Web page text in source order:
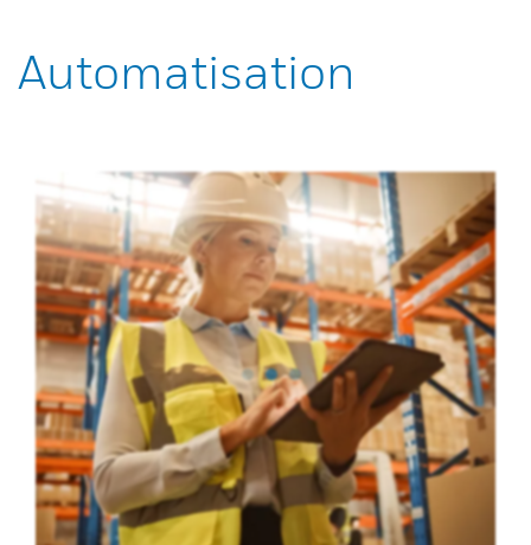
Automatisation